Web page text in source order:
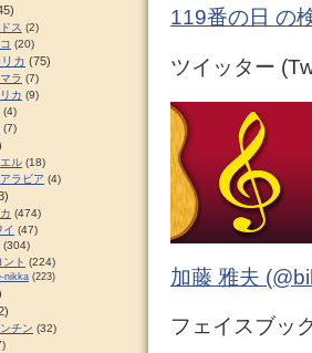
119番の日 の
ツイッター
加藤 雅夫
フェイスブッ
ス (2)
(20)
カ (75)
ラ (7)
カ (9)
(4)
(7)
ル (18)
ラビア (4)
(474)
イ (47)
(304)
ント (224)
nikka (223)
チン (32)